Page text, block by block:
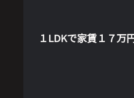
１LDKで家賃１７万